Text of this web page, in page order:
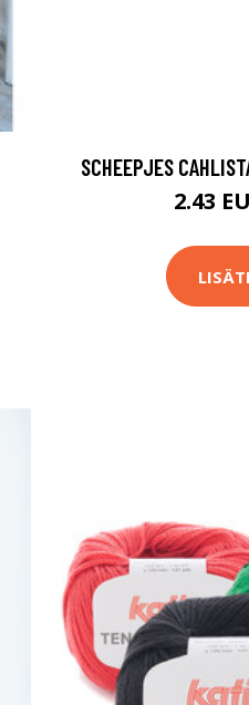
SCHEEPJES
2.43